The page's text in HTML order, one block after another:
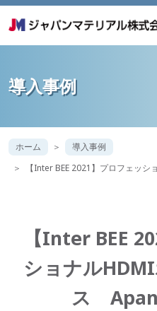
導入事例
ホーム
導入事例
【Inter BEE 2021】プロフェッ
【Inter BEE
ショナル
ス